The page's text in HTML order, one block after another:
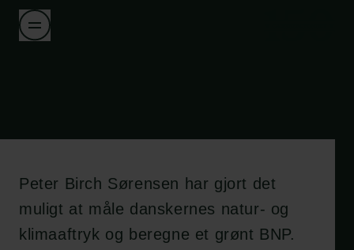
Peter Birch Sørensen har gjort det
muligt at måle danskernes natur- og
klimaaftryk og beregne et grønt BNP.